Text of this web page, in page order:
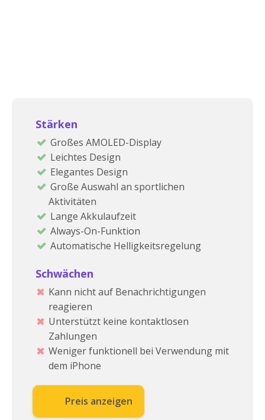
Stärken
Großes AMOLED-Display
Leichtes Design
Elegantes Design
Große Auswahl an sportlichen
Aktivitäten
Lange Akkulaufzeit
Always-On-Funktion
Automatische Helligkeitsregelung
Schwächen
Kann nicht auf Benachrichtigungen
reagieren
Unterstützt keine kontaktlosen
Zahlungen
Weniger funktionell bei Verwendung mit
dem iPhone
Preis anzeigen